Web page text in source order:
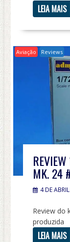
LEIA MAIS
Aviação Reviews
MK. 24
4 DE
Review do
produzida
LEIA MAIS